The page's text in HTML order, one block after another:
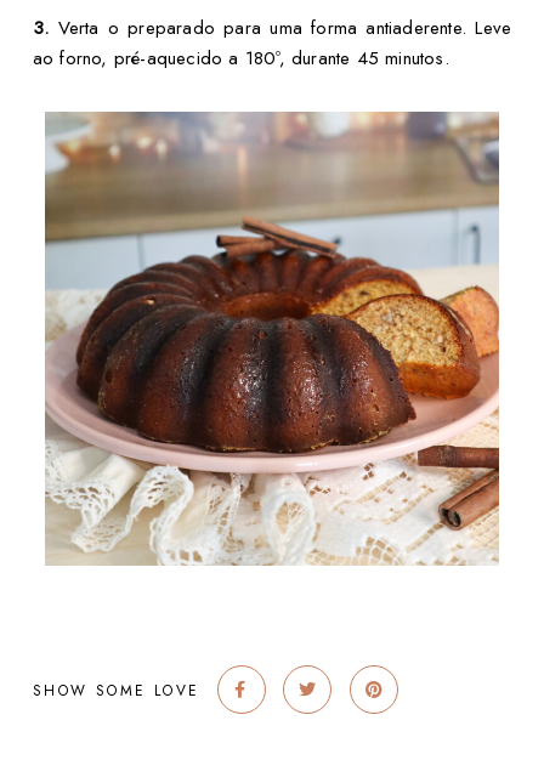
3. Verta o preparado para uma forma antiaderente. Leve
ao forno, pré-aquecido a 180º, durante 45 minutos.
SHOW SOME LOVE